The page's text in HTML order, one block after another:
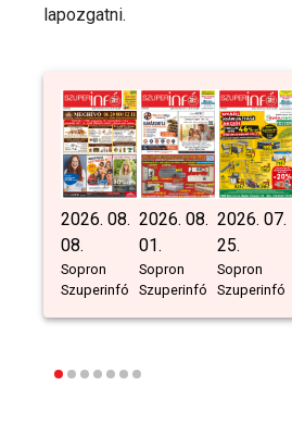
lapozgatni.
2026. 08.
08.
Sopron
Szuperinfó
2026. 08.
01.
Sopron
Szuperinfó
2026. 07.
25.
Sopron
Szuperinfó